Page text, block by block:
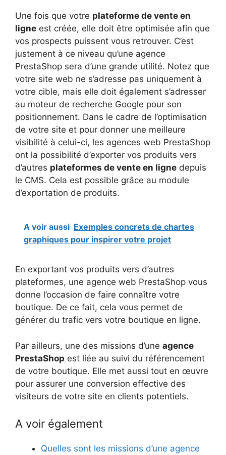
Une fois que votre plateforme de vente en
ligne est créée, elle doit être optimisée afin que
vos prospects puissent vous retrouver. C’est
justement à ce niveau qu’une agence
PrestaShop sera d’une grande utilité. Notez que
votre site web ne s’adresse pas uniquement à
votre cible, mais elle doit également s’adresser
au moteur de recherche Google pour son
positionnement. Dans le cadre de l’optimisation
de votre site et pour donner une meilleure
visibilité à celui-ci, les agences web PrestaShop
ont la possibilité d’exporter vos produits vers
d’autres plateformes de vente en ligne depuis
le CMS. Cela est possible grâce au module
d’exportation de produits.
A voir aussi Exemples concrets de chartes
graphiques pour inspirer votre projet
En exportant vos produits vers d’autres
plateformes, une agence web PrestaShop vous
donne l’occasion de faire connaître votre
boutique. De ce fait, cela vous permet de
générer du trafic vers votre boutique en ligne.
Par ailleurs, une des missions d’une agence
PrestaShop est liée au suivi du référencement
de votre boutique. Elle met aussi tout en œuvre
pour assurer une conversion effective des
visiteurs de votre site en clients potentiels.
A voir également
Quelles sont les missions d’une agence